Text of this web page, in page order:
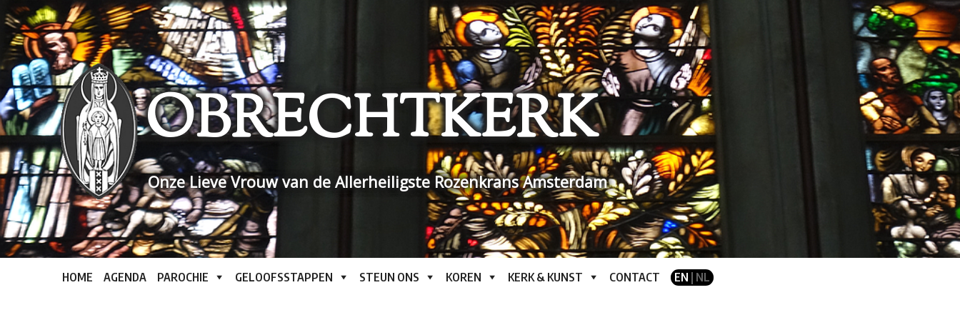
Skip
to
content
OBRECHTKERK
Onze Lieve Vrouw van de Allerheiligste Rozenkrans Amsterdam
HOME AGENDA PAROCHIE GELOOFSSTAPPEN STEUN ONS KOREN KERK & KUNST CONTACT EN | NL